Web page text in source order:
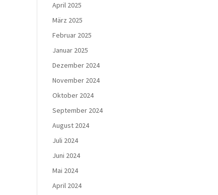
April 2025
März 2025
Februar 2025
Januar 2025
Dezember 2024
November 2024
Oktober 2024
September 2024
August 2024
Juli 2024
Juni 2024
Mai 2024
April 2024